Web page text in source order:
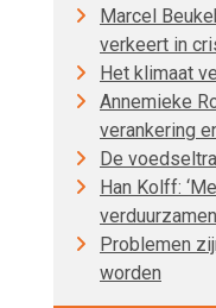
Marcel
verkeert in
Het klimaat
Annemieke
verankering
De
Han Kolff:
Problemen
worden